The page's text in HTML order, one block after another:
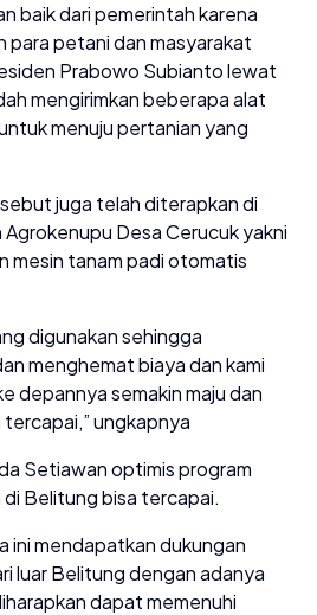
baik dari pemerintah karena
para petani dan masyarakat
Prabowo Subianto lewat
mengirimkan beberapa alat
menuju pertanian yang
juga telah diterapkan di
Desa Cerucuk yakni
mesin tanam padi otomatis
digunakan sehingga
menghemat biaya dan kami
depannya semakin maju dan
ungkapnya
Setiawan optimis program
Belitung bisa tercapai.
ini mendapatkan dukungan
luar Belitung dengan adanya
dapat memenuhi